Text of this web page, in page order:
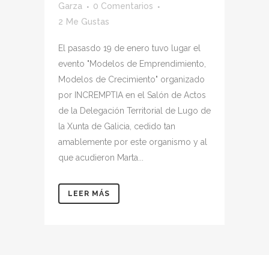
Garza
0 Comentarios
2 Me Gustas
El pasasdo 19 de enero tuvo lugar el
evento "Modelos de Emprendimiento,
Modelos de Crecimiento" organizado
por INCREMPTIA en el Salón de Actos
de la Delegación Territorial de Lugo de
la Xunta de Galicia, cedido tan
amablemente por este organismo y al
que acudieron Marta...
LEER MÁS